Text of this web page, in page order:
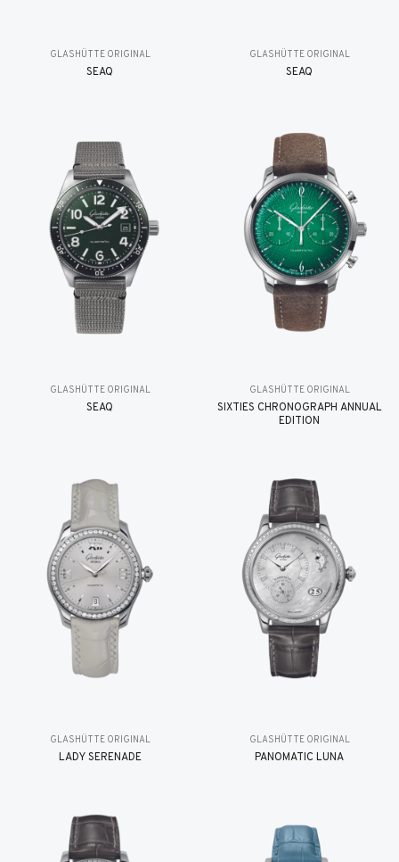
GLASHÜTTE ORIGINAL
SEAQ
GLASHÜTTE ORIGINAL
SEAQ
GLASHÜTTE ORIGINAL
SEAQ
GLASHÜTTE ORIGINAL
SIXTIES CHRONOGRAPH ANNUAL
EDITION
GLASHÜTTE ORIGINAL
LADY SERENADE
GLASHÜTTE ORIGINAL
PANOMATIC LUNA